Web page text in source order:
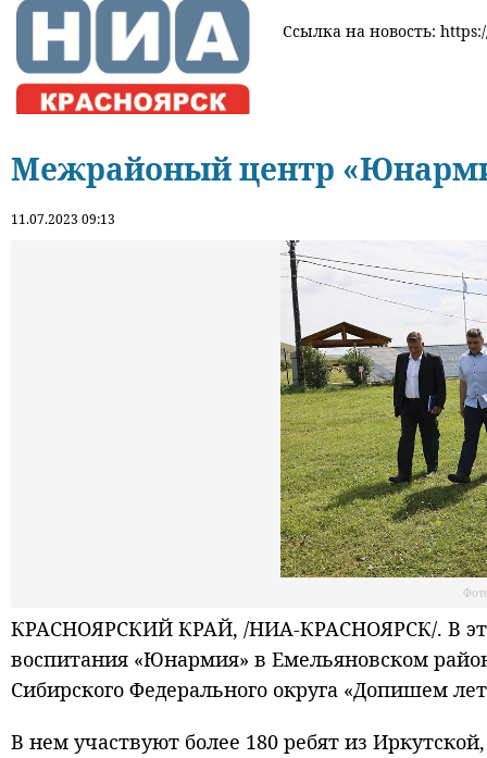
Ссылка на новость:
Межрайоный центр
11.07.2023 09:13
КРАСНОЯРСКИЙ КРАЙ, /НИА-КРАСНОЯРСК/. В
воспитания «Юнармия» в Емельяновском
Сибирского Федерального округа «Допишем
В нем участвуют более 180 ребят из